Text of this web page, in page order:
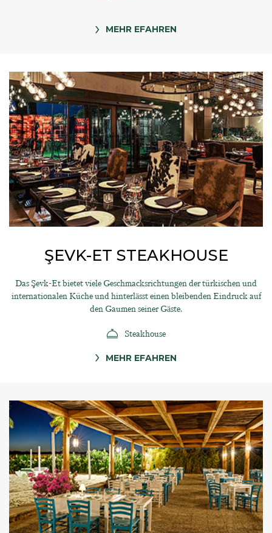
MEHR EFAHREN
ŞEVK-ET STEAKHOUSE
Das Şevk-Et bietet viele Geschmacksrichtungen der türkischen und
internationalen Küche und hinterlässt einen bleibenden Eindruck auf
den Gaumen seiner Gäste.
Steakhouse
MEHR EFAHREN